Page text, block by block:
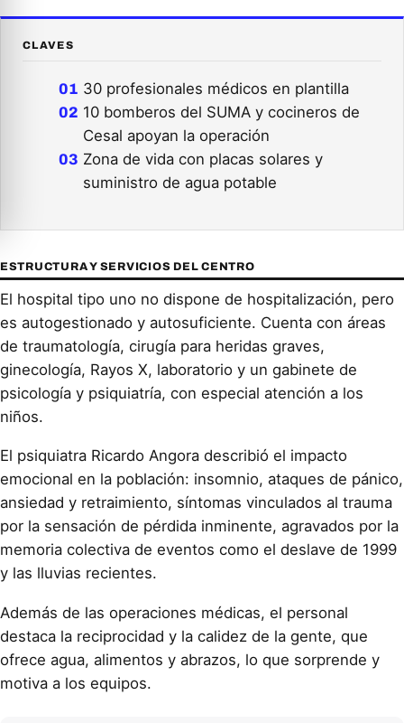
CLAVES
30 profesionales médicos en plantilla
10 bomberos del SUMA y cocineros de
Cesal apoyan la operación
Zona de vida con placas solares y
suministro de agua potable
ESTRUCTURA Y SERVICIOS DEL CENTRO
El hospital tipo uno no dispone de hospitalización, pero
es autogestionado y autosuficiente. Cuenta con áreas
de traumatología, cirugía para heridas graves,
ginecología, Rayos X, laboratorio y un gabinete de
psicología y psiquiatría, con especial atención a los
niños.
El psiquiatra Ricardo Angora describió el impacto
emocional en la población: insomnio, ataques de pánico,
ansiedad y retraimiento, síntomas vinculados al trauma
por la sensación de pérdida inminente, agravados por la
memoria colectiva de eventos como el deslave de 1999
y las lluvias recientes.
Además de las operaciones médicas, el personal
destaca la reciprocidad y la calidez de la gente, que
ofrece agua, alimentos y abrazos, lo que sorprende y
motiva a los equipos.